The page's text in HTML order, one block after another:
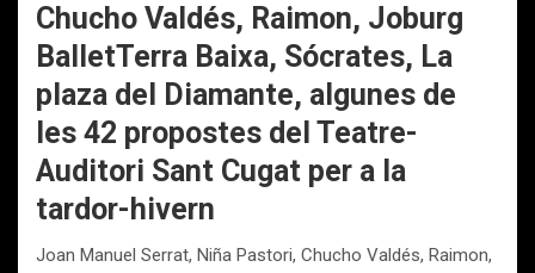
Chucho Valdés, Raimon, Joburg
BalletTerra Baixa, Sócrates, La
plaza del Diamante, algunes de
les 42 propostes del Teatre-
Auditori Sant Cugat per a la
tardor-hivern
Joan Manuel Serrat, Niña Pastori, Chucho Valdés, Raimon,